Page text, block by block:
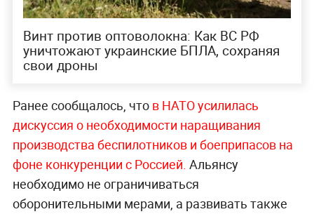
Винт против оптоволокна: Как ВС РФ
уничтожают украинские БПЛА, сохраняя
свои дроны
Ранее сообщалось, что в НАТО усилилась
дискуссия о необходимости наращивания
производства беспилотников и боеприпасов на
фоне конкуренции с Россией. Альянсу
необходимо не ограничиваться
оборонительными мерами, а развивать также